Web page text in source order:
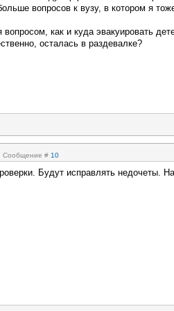
вопросов к вузу, в котором я
вопросом, как и куда эвакуировать
осталась в раздевалке?
Сообщение # 10
Будут исправлять недочеты.